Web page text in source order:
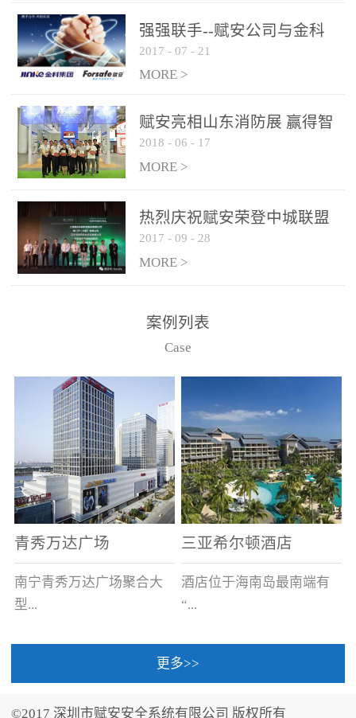
是针对这种高大空间建筑
物的消防设施、设备通过
现场图像的实时获取、预
处理和特征提取分析，实
现火焰的跟踪和识别。能
更早的进行预警，达到早
报早防的效果。 系统构
成示意图： 图像型火灾
和监控端两大部分组成。
两者之间通过以太网相
联，一台监控主机最多可
从监控主机上获取，最多
只能接6台，超过的需从现
强强联手--赋安公司与金科
集团达成战略合作协议
2017 - 07 - 21
MORE >
赋安亮相山东消防展 赢得智
慧消防新荣耀
2018 - 06 - 17
MORE >
热烈庆祝赋安荣登中城联盟
联合采购战略合作平台
2017 - 09 - 28
MORE >
案例列表
Case
青秀万达广场
南宁青秀万达广场聚合大
型...
三亚希尔顿酒店
酒店位于海南岛最南端有
“...
中国的海岛天堂”之美称的
更多>>
©2017 深圳市赋安安全系统有限公司 版权所有